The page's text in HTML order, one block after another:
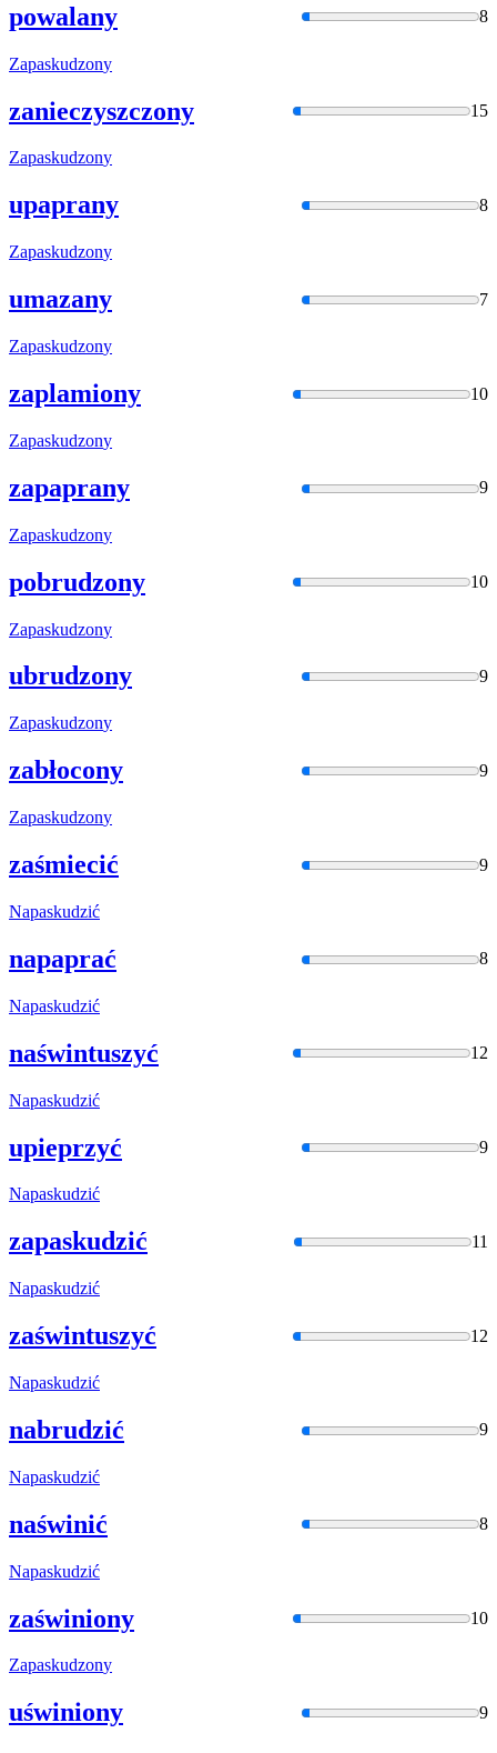
powalany 8
Zapaskudzony
zanieczyszczony 15
Zapaskudzony
upaprany 8
Zapaskudzony
umazany 7
Zapaskudzony
zaplamiony 10
Zapaskudzony
zapaprany 9
Zapaskudzony
pobrudzony 10
Zapaskudzony
ubrudzony 9
Zapaskudzony
zabłocony 9
Zapaskudzony
zaśmiecić 9
Napaskudzić
napaprać 8
Napaskudzić
naświntuszyć 12
Napaskudzić
upieprzyć 9
Napaskudzić
zapaskudzić 11
Napaskudzić
zaświntuszyć 12
Napaskudzić
nabrudzić 9
Napaskudzić
naświnić 8
Napaskudzić
zaświniony 10
Zapaskudzony
uświniony 9